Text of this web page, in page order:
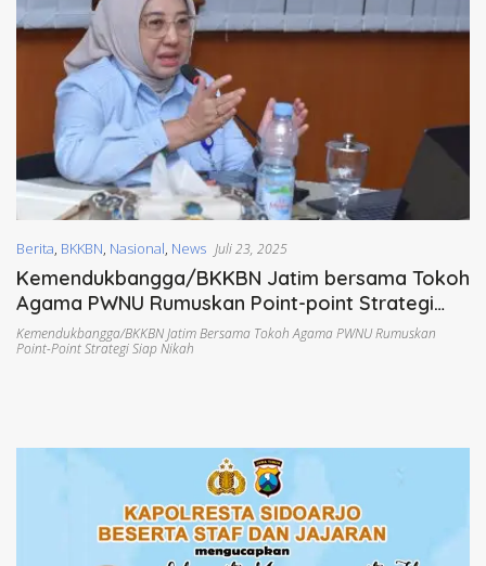
Berita, BKKBN, Nasional, News Juli 23, 2025
Kemendukbangga/BKKBN Jatim bersama Tokoh
Agama PWNU Rumuskan Point-point Strategi
Siap Nikah
Kemendukbangga/BKKBN Jatim Bersama Tokoh Agama PWNU Rumuskan
Point-Point Strategi Siap Nikah